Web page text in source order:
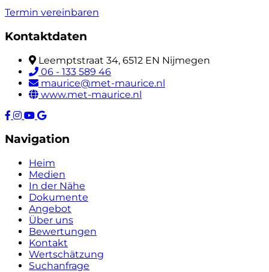
Termin vereinbaren
Kontaktdaten
Leemptstraat 34, 6512 EN Nijmegen
06 - 133 589 46
maurice@met-maurice.nl
www.met-maurice.nl
Navigation
Heim
Medien
In der Nähe
Dokumente
Angebot
Über uns
Bewertungen
Kontakt
Wertschätzung
Suchanfrage